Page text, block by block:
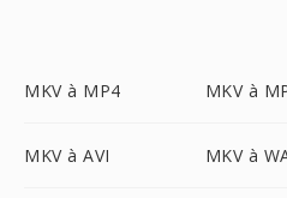
MKV à MP4 MKV à
MKV à AVI MKV à